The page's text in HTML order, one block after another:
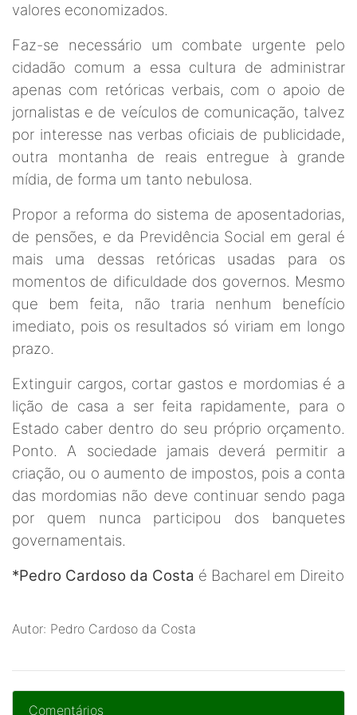
valores economizados.
Faz-se necessário um combate urgente pelo
cidadão comum a essa cultura de administrar
apenas com retóricas verbais, com o apoio de
jornalistas e de veículos de comunicação, talvez
por interesse nas verbas oficiais de publicidade,
outra montanha de reais entregue à grande
mídia, de forma um tanto nebulosa.
Propor a reforma do sistema de aposentadorias,
de pensões, e da Previdência Social em geral é
mais uma dessas retóricas usadas para os
momentos de dificuldade dos governos. Mesmo
que bem feita, não traria nenhum benefício
imediato, pois os resultados só viriam em longo
prazo.
Extinguir cargos, cortar gastos e mordomias é a
lição de casa a ser feita rapidamente, para o
Estado caber dentro do seu próprio orçamento.
Ponto. A sociedade jamais deverá permitir a
criação, ou o aumento de impostos, pois a conta
das mordomias não deve continuar sendo paga
por quem nunca participou dos banquetes
governamentais.
*Pedro Cardoso da Costa é Bacharel em Direito
Autor: Pedro Cardoso da Costa
Comentários